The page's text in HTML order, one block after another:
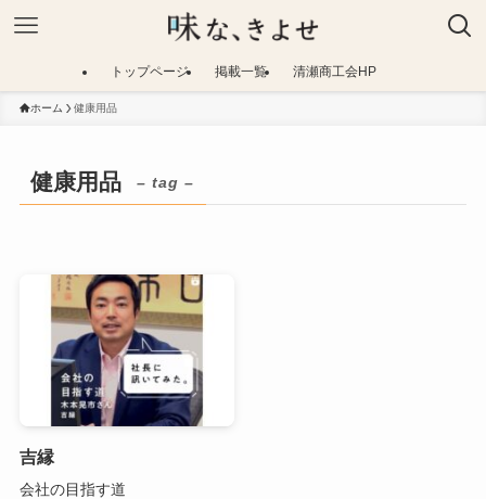
トップページ 掲載一覧 清瀬商工会HP
ホーム 健康用品
健康用品 – tag –
吉縁
会社の目指す道